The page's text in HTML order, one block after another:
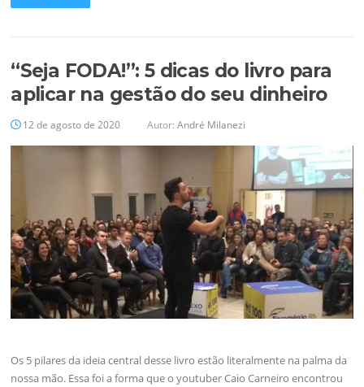
“Seja FODA!”: 5 dicas do livro para
aplicar na gestão do seu dinheiro
12 de agosto de 2020 Autor:André Milanezi
Os 5 pilares da ideia central desse livro estão literalmente na palma da
nossa mão. Essa foi a forma que o youtuber Caio Carneiro encontrou